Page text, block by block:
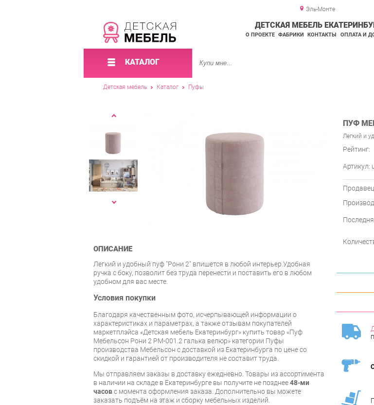
Эль-Монте
ДЕТСКАЯ МЕБЕЛЬ
О ПРОЕКТЕ ФАБРИКИ КОНТАКТЫ ОПЛАТА И
КАТАЛОГ
Детская мебель Каталог Пуфы
ПУФ
Легкий и
Рейтинг:
Артикул:
ОПИСАНИЕ
Легкий и удобный пуф "Рони 2" впишется в любой интерьер.Удобная
ручка с боку, позволит без труда перенести и поставить его в любом
удобном для вас месте.
Условия покупки
Благодаря качественным фото, исчерпывающей информации о
характеристиках и параметрах, а также отзывам покупателей
маркетплэйса «Детская мебель Екатеринбург» купить товар «Пуф
Мебельсон Рони 2 PM-001.2 галька велюр» категории Пуфы
производства Мебельсон с доставкой из Екатеринбурга по цене со
скидкой и гарантией от производителя не составит труда.
Мы отправляем заказы в доставку ежедневно. Товары из ассортимента
в наличии на складе в Екатеринбурге вы получите не позднее48-ми
часовс момента оформления заказа. Дополнительно вы можете
заказать подъём на этаж и сборку мебельных изделий.